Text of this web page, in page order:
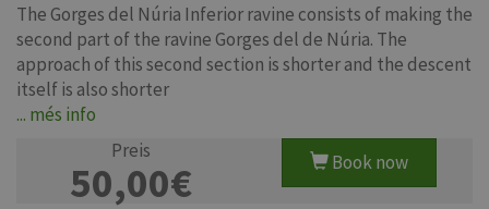
The Gorges del Núria Inferior ravine consists of making the
second part of the ravine Gorges del de Núria. The
approach of this second section is shorter and the descent
itself is also shorter
... més info
Preis
50,00€ Book now